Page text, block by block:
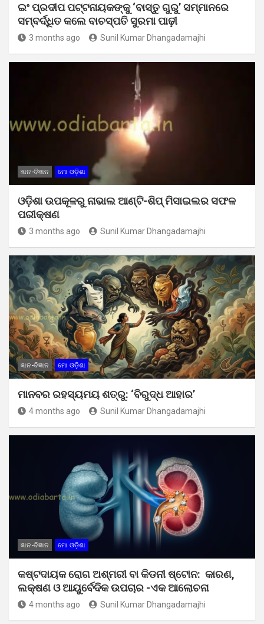
ଇଂ ପ୍ରଦୀପ ପଟ୍ଟନାୟକଙ୍କୁ ‘ବାସ୍ତୁ ଗୁରୁ’ ସମ୍ମାନରେ
ସମ୍ବର୍ଦ୍ଧିତ କଲେ ବାଚସ୍ପତି ସୁରମା ପାଢ଼ୀ
3 months ago Sunil Kumar Dhangadamajhi
ଜ୍ଞାନ-ବିଜ୍ଞାନ ମୋ ଓଡ଼ିଶା
ଓଡ଼ିଶା ଉପକୂଳରୁ ନାଭାଲ ଆଣ୍ଟି-ଶିପ୍ ମିସାଇଲର ସଫଳ
ପରୀକ୍ଷଣ
3 months ago Sunil Kumar Dhangadamajhi
ଜ୍ଞାନ-ବିଜ୍ଞାନ ମୋ ଓଡ଼ିଶା
ମାନବର ରହସ୍ୟମୟ ଶତ୍ରୁ: ‘ବିରୁଦ୍ଧ ଆହାର’
4 months ago Sunil Kumar Dhangadamajhi
ଜ୍ଞାନ-ବିଜ୍ଞାନ ମୋ ଓଡ଼ିଶା
କଷ୍ଟଦାୟକ ରୋଗ ଅଶ୍ମରୀ ବା କିଡନୀ ଷ୍ଟୋନ: କାରଣ,
ଲକ୍ଷଣ ଓ ଆୟୁର୍ବେଦିକ ଉପଚାର -ଏକ ଆଲୋଚନା
4 months ago Sunil Kumar Dhangadamajhi